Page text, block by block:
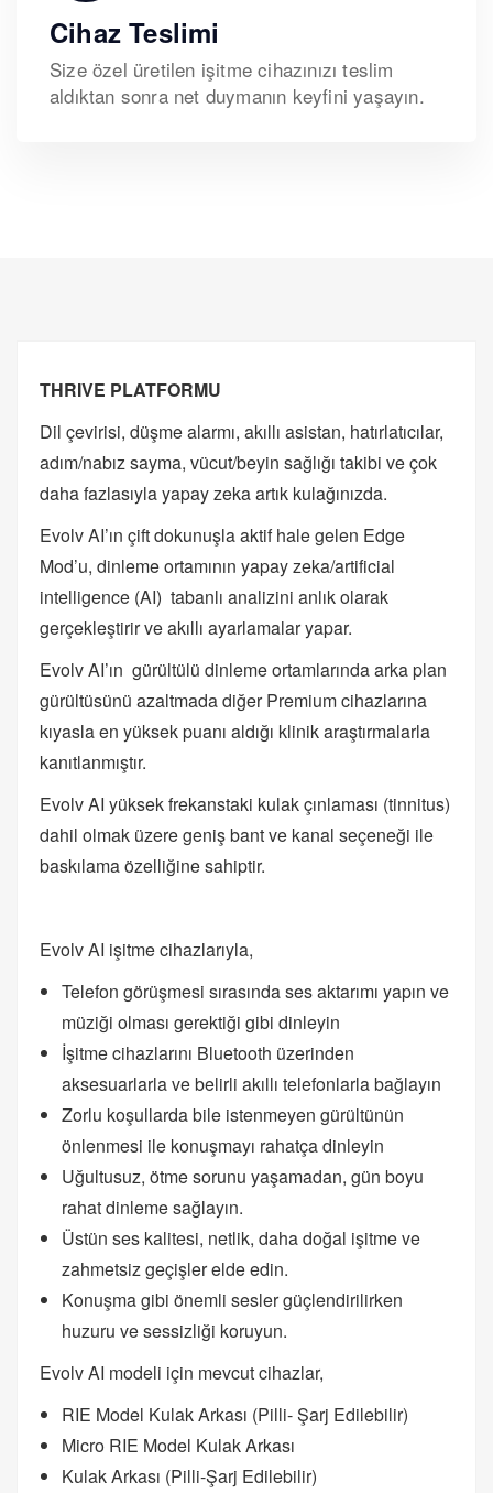
Cihaz Teslimi
Size özel üretilen işitme cihazınızı teslim
aldıktan sonra net duymanın keyfini yaşayın.
THRIVE PLATFORMU
Dil çevirisi, düşme alarmı, akıllı asistan, hatırlatıcılar,
adım/nabız sayma, vücut/beyin sağlığı takibi ve çok
daha fazlasıyla yapay zeka artık kulağınızda.
Evolv AI’ın çift dokunuşla aktif hale gelen Edge
Mod’u, dinleme ortamının yapay zeka/artificial
intelligence (AI) tabanlı analizini anlık olarak
gerçekleştirir ve akıllı ayarlamalar yapar.
Evolv AI’ın gürültülü dinleme ortamlarında arka plan
gürültüsünü azaltmada diğer Premium cihazlarına
kıyasla en yüksek puanı aldığı klinik araştırmalarla
kanıtlanmıştır.
Evolv AI yüksek frekanstaki kulak çınlaması (tinnitus)
dahil olmak üzere geniş bant ve kanal seçeneği ile
baskılama özelliğine sahiptir.
Evolv AI işitme cihazlarıyla,
Telefon görüşmesi sırasında ses aktarımı yapın ve
müziği olması gerektiği gibi dinleyin
İşitme cihazlarını Bluetooth üzerinden
aksesuarlarla ve belirli akıllı telefonlarla bağlayın
Zorlu koşullarda bile istenmeyen gürültünün
önlenmesi ile konuşmayı rahatça dinleyin
Uğultusuz, ötme sorunu yaşamadan, gün boyu
rahat dinleme sağlayın.
Üstün ses kalitesi, netlik, daha doğal işitme ve
zahmetsiz geçişler elde edin.
Konuşma gibi önemli sesler güçlendirilirken
huzuru ve sessizliği koruyun.
Evolv AI modeli için mevcut cihazlar,
RIE Model Kulak Arkası (Pilli- Şarj Edilebilir)
Micro RIE Model Kulak Arkası
Kulak Arkası (Pilli-Şarj Edilebilir)